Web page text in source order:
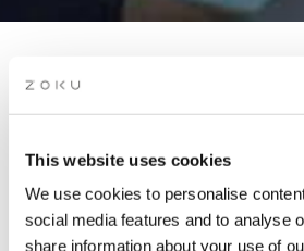
This website uses cookies
We use cookies to personalise
social media features and to analyse
share information about your use of
SPECIALE
BIJ ZOKU
Wie houdt er niet van een goede
hotelaanbiedingen in Amsterdam bij
stijlvolle Lofts, ontworpen om te